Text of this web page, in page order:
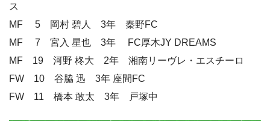
ス
MF 5 岡村 碧人 3年 秦野FC
MF 7 宮入 星也 3年 FC厚木JY DREAMS
MF 19 河野 柊大 2年 湘南リーヴレ・エスチーロ
FW 10 谷脇 迅 3年 座間FC
FW 11 橋本 敢太 3年 戸塚中